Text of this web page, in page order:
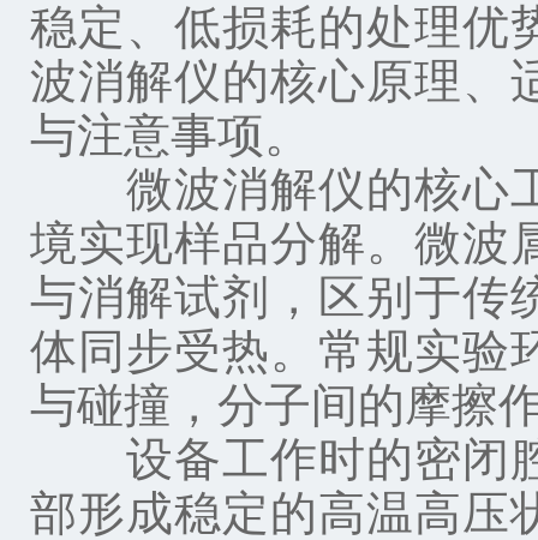
稳定、低损耗的处理优
波消解仪的核心原理、
与注意事项。
微波消解仪的核心工
境实现样品分解。微波
与消解试剂，区别于传
体同步受热。常规实验
与碰撞，分子间的摩擦
设备工作时的密闭腔
部形成稳定的高温高压